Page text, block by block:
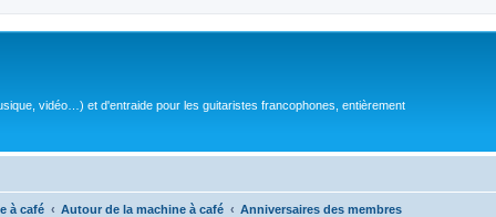
vidéo…) et d'entraide pour les guitaristes francophones, entièrement
à café Autour de la machine à café Anniversaires des membres